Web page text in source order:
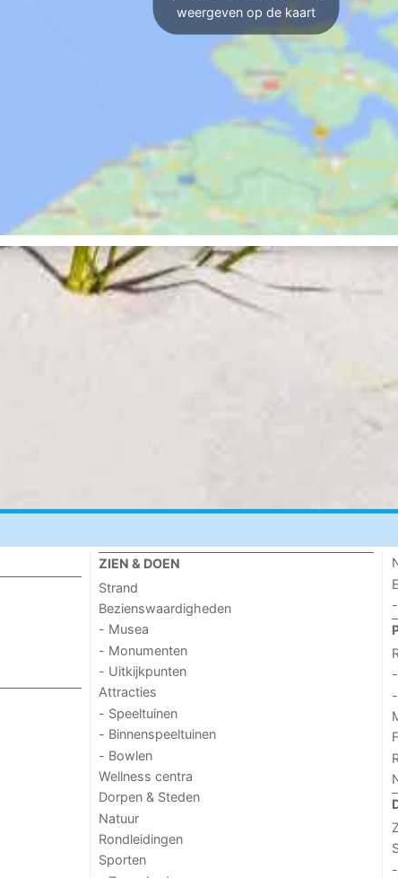
weergeven op de kaart
ZIEN & DOEN
Strand
Bezienswaardigheden
- Musea
- Monumenten
- Uitkijkpunten
Attracties
- Speeltuinen
- Binnenspeeltuinen
- Bowlen
Wellness centra
Dorpen & Steden
Natuur
Rondleidingen
Sporten